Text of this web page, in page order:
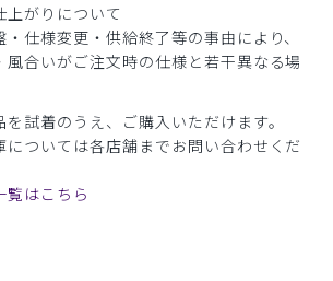
がりについて
仕様変更・供給終了等の事由により、
合いがご注文時の仕様と若干異なる場
試着のうえ、ご購入いただけます。
ついては各店舗までお問い合わせくだ
覧はこちら